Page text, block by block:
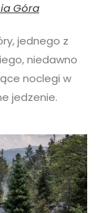
Góra
jednego z
niedawno
noclegi w
jedzenie.